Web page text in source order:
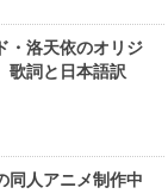
・洛天依のオリジ
詞と日本語訳
同人アニメ制作中